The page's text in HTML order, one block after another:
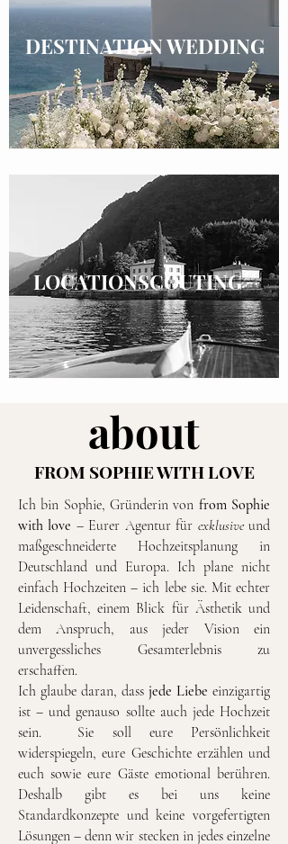
DESTINATION WEDDING
LOCATIONSCOUTING
about
FROM SOPHIE WITH LOVE
Ich bin Sophie, Gründerin von from Sophie
with love – Eurer Agentur für exklusiveund
maßgeschneiderte Hochzeitsplanung in
Deutschland und Europa. Ich plane nicht
einfach Hochzeiten – ich lebe sie. Mit echter
Leidenschaft, einem Blick für Ästhetik und
dem Anspruch, aus jeder Vision ein
unvergessliches Gesamterlebnis zu
erschaffen.
Ich glaube daran, dass jede Liebe einzigartig
ist – und genauso sollte auch jede Hochzeit
sein. Sie soll eure Persönlichkeit
widerspiegeln, eure Geschichte erzählen und
euch sowie eure Gäste emotional berühren.
Deshalb gibt es bei uns keine
Standardkonzepte und keine vorgefertigten
Lösungen – denn wir stecken in jedes einzelne